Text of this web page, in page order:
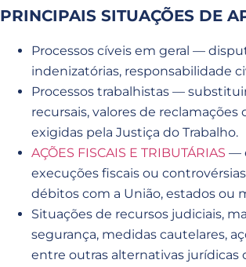
PRINCIPAIS SITUAÇÕES DE
Processos cíveis em geral —
indenizatórias, responsabilidade
Processos trabalhistas —
recursais, valores de reclamações
exigidas pela Justiça do Trabalho.
AÇÕES FISCAIS E TRIBUTÁRIAS —
execuções fiscais ou
débitos com a União, estados ou
Situações de recursos judiciais,
segurança, medidas cautelares,
entre outras alternativas jurídicas